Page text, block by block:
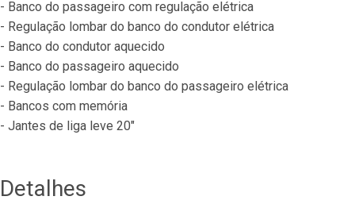
- Banco do passageiro com regulação elétrica
- Regulação lombar do banco do condutor elétrica
- Banco do condutor aquecido
- Banco do passageiro aquecido
- Regulação lombar do banco do passageiro elétrica
- Bancos com memória
- Jantes de liga leve 20"
Detalhes